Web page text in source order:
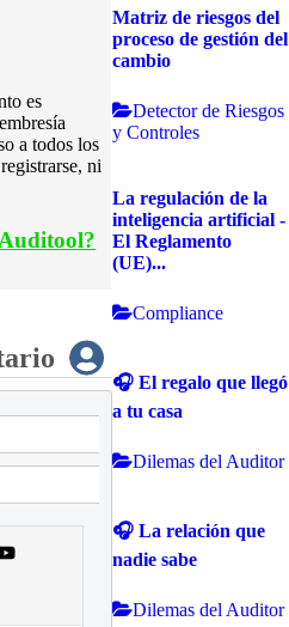
es
a todos los
ni
(KPIs y KRIs) para el
de indicadores clave de una
Matriz de riesgos del
proceso de gestión del
cambio
Detector de Riesgos
y Controles
La regulación de la
inteligencia artificial -
El Reglamento
(UE)...
Compliance
🎧 El regalo que llegó
a tu casa
Dilemas del Auditor
🎧 La relación que
nadie sabe
Dilemas del Auditor